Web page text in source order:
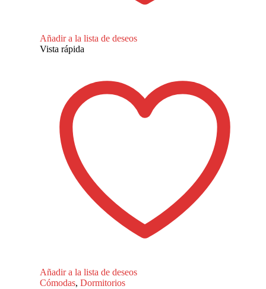
Añadir a la lista de deseos
Vista rápida
Añadir a la lista de deseos
Cómodas,Dormitorios